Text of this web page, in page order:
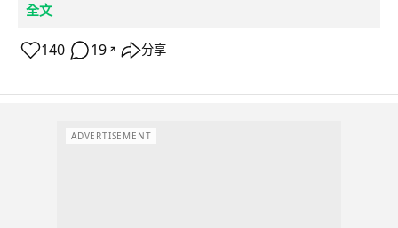
全文
140 19 ↗ 分享
ADVERTISEMENT